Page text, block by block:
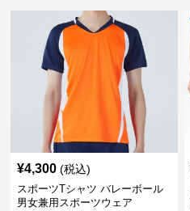
¥4,300 (税込)
スポーツTシャツ バレーボール
男女兼用スポーツウェア